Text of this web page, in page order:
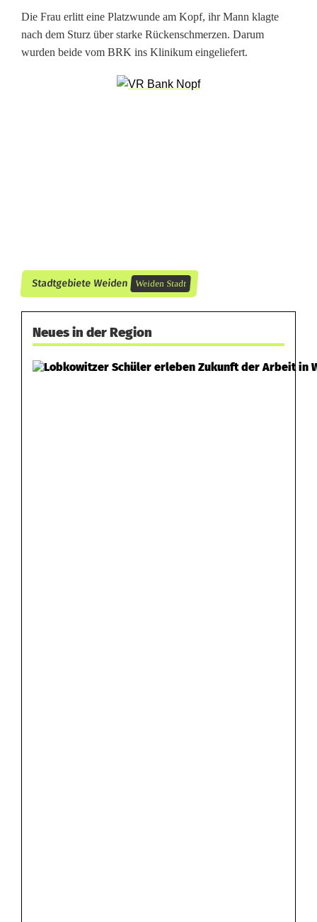
l
e
Die Frau erlitt eine Platzwunde am Kopf, ihr Mann klagte
nach dem Sturz über starke Rückenschmerzen. Darum
wurden beide vom BRK ins Klinikum eingeliefert.
Stadtgebiete Weiden Weiden Stadt
Neues in der Region